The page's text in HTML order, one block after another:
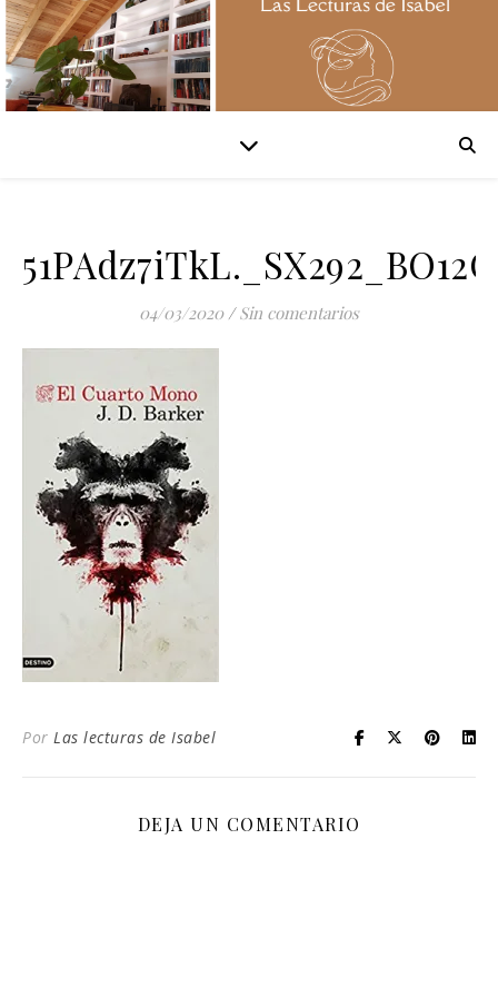
04/03/2020 / Sin comentarios
Por Las lecturas de Isabel
DEJA UN COMENTARIO